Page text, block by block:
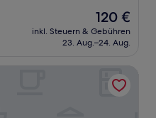
Der
Preis
beträgt
120 €
inkl. Steuern & Gebühren
23. Aug.–24. Aug.